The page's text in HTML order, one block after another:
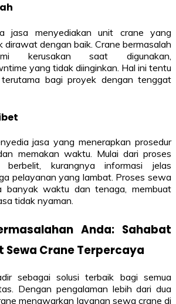
jasa menyediakan unit crane yang
dirawat dengan baik. Crane bermasalah
kerusakan saat digunakan,
yang tidak diinginkan. Hal ini tentu
bagi proyek dengan tenggat
jasa yang menerapkan prosedur
memakan waktu. Mulai dari proses
berbelit, kurangnya informasi jelas
pelayanan yang lambat. Proses sewa
banyak waktu dan tenaga, membuat
tidak nyaman.
Anda: Sahabat
Sewa Crane Terpercaya
sebagai solusi terbaik bagi semua
Dengan pengalaman lebih dari dua
menawarkan layanan sewa crane di